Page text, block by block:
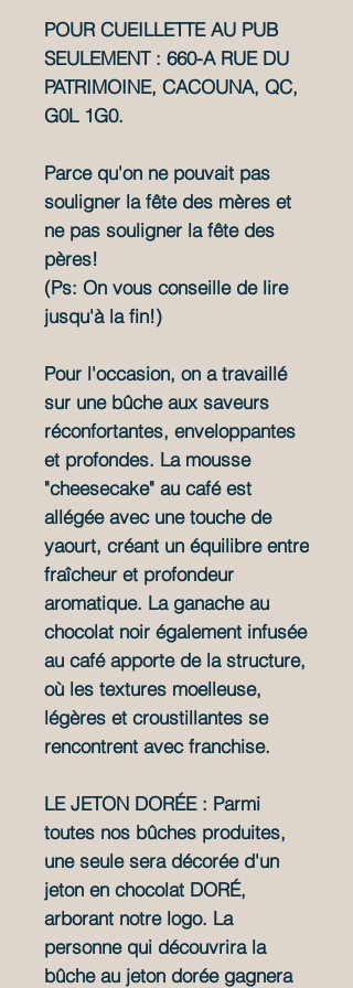
POUR CUEILLETTE AU PUB
SEULEMENT : 660-A RUE DU
PATRIMOINE, CACOUNA, QC,
G0L 1G0.
Parce qu'on ne pouvait pas
souligner la fête des mères et
ne pas souligner la fête des
pères!
(Ps: On vous conseille de lire
jusqu'à la fin!)
Pour l'occasion, on a travaillé
sur une bûche aux saveurs
réconfortantes, enveloppantes
et profondes. La mousse
"cheesecake" au café est
allégée avec une touche de
yaourt, créant un équilibre entre
fraîcheur et profondeur
aromatique. La ganache au
chocolat noir également infusée
au café apporte de la structure,
où les textures moelleuse,
légères et croustillantes se
rencontrent avec franchise.
LE JETON DORÉE : Parmi
toutes nos bûches produites,
une seule sera décorée d'un
jeton en chocolat DORÉ,
arborant notre logo. La
personne qui découvrira la
bûche au jeton dorée gagnera